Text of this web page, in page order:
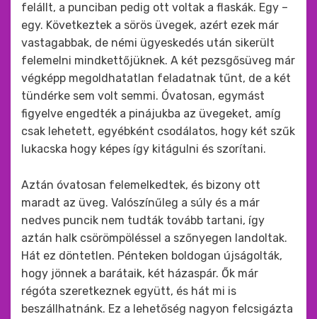
felállt, a punciban pedig ott voltak a flaskák. Egy –
egy. Következtek a sörös üvegek, azért ezek már
vastagabbak, de némi ügyeskedés után sikerült
felemelni mindkettőjüknek. A két pezsgősüveg már
végképp megoldhatatlan feladatnak tűnt, de a két
tündérke sem volt semmi. Óvatosan, egymást
figyelve engedték a pinájukba az üvegeket, amíg
csak lehetett, egyébként csodálatos, hogy két szűk
lukacska hogy képes így kitágulni és szorítani.
Aztán óvatosan felemelkedtek, és bizony ott
maradt az üveg. Valószínűleg a súly és a már
nedves puncik nem tudták tovább tartani, így
aztán halk csörömpöléssel a szőnyegen landoltak.
Hát ez döntetlen. Pénteken boldogan újságolták,
hogy jönnek a barátaik, két házaspár. Ők már
régóta szeretkeznek együtt, és hát mi is
beszállhatnánk. Ez a lehetőség nagyon felcsigázta